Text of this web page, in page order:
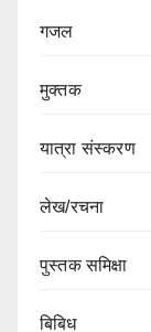
गजल
मुक्तक
यात्रा संस्करण
लेख/रचना
पुस्तक समिक्षा
बिबिध